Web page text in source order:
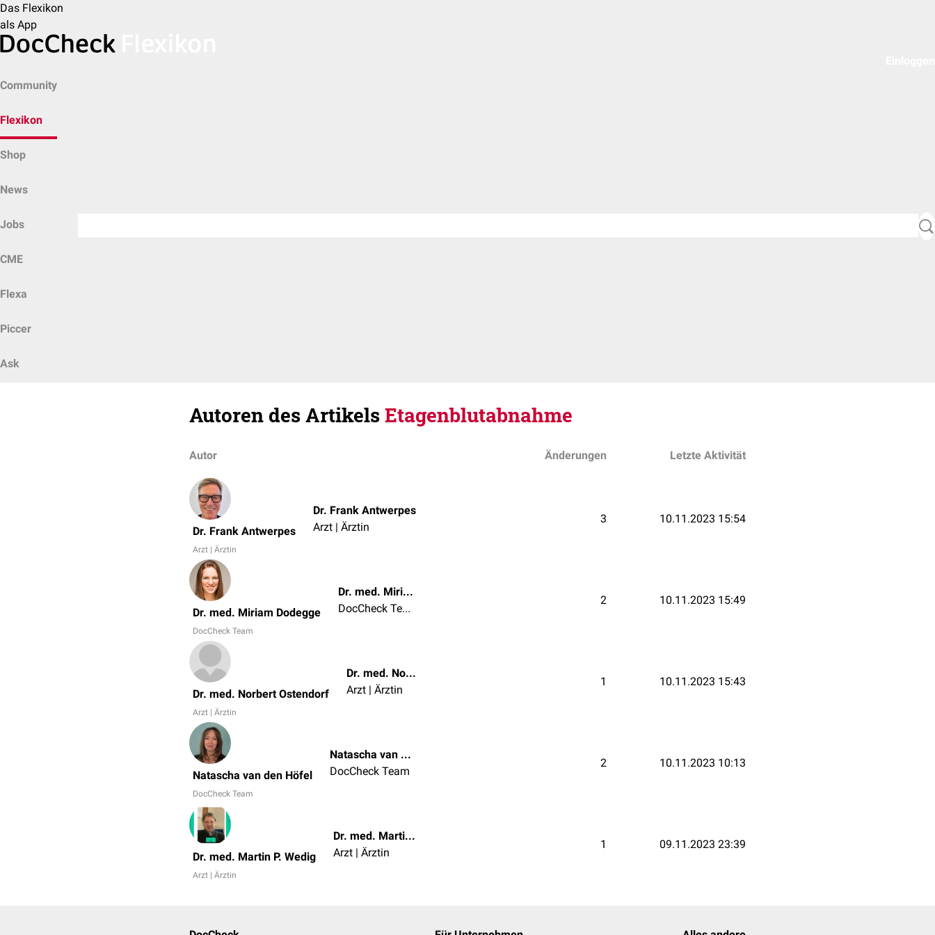
Das Flexikon
als App
Community
Flexikon
Shop
News
Jobs
CME
Flexa
Piccer
Ask
Autoren des ArtikelsEtagenblutabnahme
Autor Änderungen Letzte Aktivität
Dr. Frank Antwerpes
Arzt | Ärztin
Dr. Frank Antwerpes
Arzt | Ärztin
3 10.11.2023 15:54
Dr. med. Miriam Dodegge
DocCheck Team
Dr. med. Miriam Dodegge
DocCheck Team
2 10.11.2023 15:49
Dr. med. Norbert Ostendorf
Arzt | Ärztin
Dr. med. Norbert Ostendorf
Arzt | Ärztin
1 10.11.2023 15:43
Natascha van den Höfel
DocCheck Team
Natascha van den Höfel
DocCheck Team
2 10.11.2023 10:13
Dr. med. Martin P. Wedig
Arzt | Ärztin
Dr. med. Martin P. Wedig
Arzt | Ärztin
1 09.11.2023 23:39